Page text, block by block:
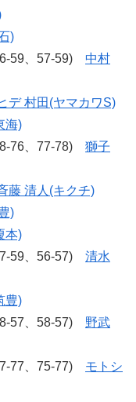
)
59、57-59) 中村
デ 村田(ヤマカワS)
海)
76、77-78) 獅子
藤 清人(キクチ)
)
本)
59、56-57) 清水
豊)
57、58-57) 野武
77、75-77) モトシ